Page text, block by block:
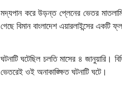
মদ্যপান করে উড়ন্ত প্লেনের ভেতর
গেছে বিমান বাংলাদেশ এয়ারলাইন্সের একটি
ঘটনাটি ঘটেছিল চলতি মাসের ৪ জানুয়ারি।
ভেতরেই ওই অনাকাঙ্ক্ষিত ঘটনাটি ঘটে।